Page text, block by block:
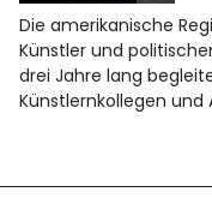
UNSER BUCH
Die amerikanische
Künstler und
drei Jahre lang
Künstlernkollegen